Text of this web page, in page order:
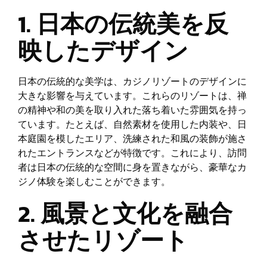
1. 日本の伝統美を反
映したデザイン
日本の伝統的な美学は、カジノリゾートのデザインに
大きな影響を与えています。これらのリゾートは、禅
の精神や和の美を取り入れた落ち着いた雰囲気を持っ
ています。たとえば、自然素材を使用した内装や、日
本庭園を模したエリア、洗練された和風の装飾が施さ
れたエントランスなどが特徴です。これにより、訪問
者は日本の伝統的な空間に身を置きながら、豪華なカ
ジノ体験を楽しむことができます。
2. 風景と文化を融合
させたリゾート